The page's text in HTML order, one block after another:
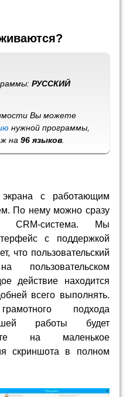
РУССКИЙ
Вы можете
нужной программы,
на96 языков
с работающим
По нему можно сразу
CRM-система. Мы
с поддержкой
что пользовательский
пользовательском
действие находится
всего выполнять.
подхода
работы будет
на маленькое
скриншота в полном